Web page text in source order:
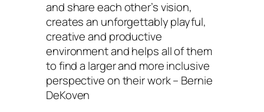
and share each other’s vision,
creates an unforgettably playful,
creative and productive
environment and helps all of them
to find a larger and more inclusive
perspective on their work – Bernie
DeKoven